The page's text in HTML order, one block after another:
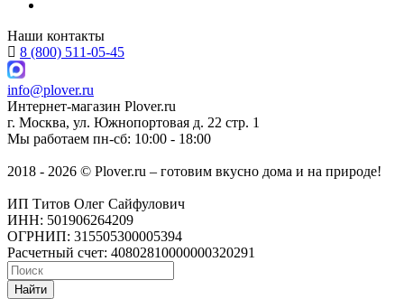
Наши контакты
8 (800) 511-05-45
info@plover.ru
Интернет-магазин Plover.ru
г. Москва, ул. Южнопортовая д. 22 стр. 1
Мы работаем пн-сб: 10:00 - 18:00
2018 - 2026 © Plover.ru – готовим вкусно дома и на природе!
ИП Титов Олег Сайфулович
ИНН: 501906264209
ОГРНИП: 315505300005394
Расчетный счет: 40802810000000320291
Найти